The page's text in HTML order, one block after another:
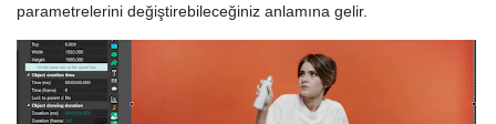
parametrelerini değiştirebileceğiniz anlamına gelir.